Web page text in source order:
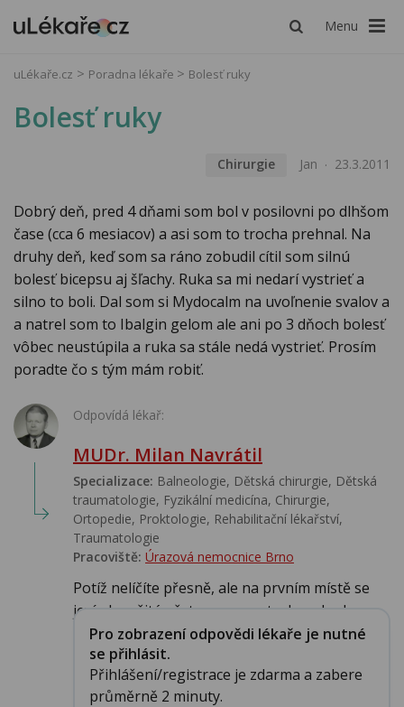
Menu
uLékaře.cz Poradna lékaře Bolesť ruky
Bolesť ruky
Chirurgie Jan 23.3.2011
Dobrý deň, pred 4 dňami som bol v posilovni po dlhšom
čase (cca 6 mesiacov) a asi som to trocha prehnal. Na
druhy deň, keď som sa ráno zobudil cítil som silnú
bolesť bicepsu aj šľachy. Ruka sa mi nedarí vystrieť a
silno to boli. Dal som si Mydocalm na uvoľnenie svalov a
a natrel som to Ibalgin gelom ale ani po 3 dňoch bolesť
vôbec neustúpila a ruka sa stále nedá vystrieť. Prosím
poradte čo s tým mám robiť.
Odpovídá lékař:
MUDr. Milan Navrátil
Specializace: Balneologie, Dětská chirurgie, Dětská
traumatologie, Fyzikální medicína, Chirurgie,
Ortopedie, Proktologie, Rehabilitační lékařství‎,
Traumatologie
Pracoviště: Úrazová nemocnice Brno
Potíž nelíčíte přesně, ale na prvním místě se
jeví okamžitá přetrenovanost, ale pokud ...
Pro zobrazení odpovědi lékaře je nutné
se přihlásit.
Přihlášení/registrace je zdarma a zabere
průměrně 2 minuty.